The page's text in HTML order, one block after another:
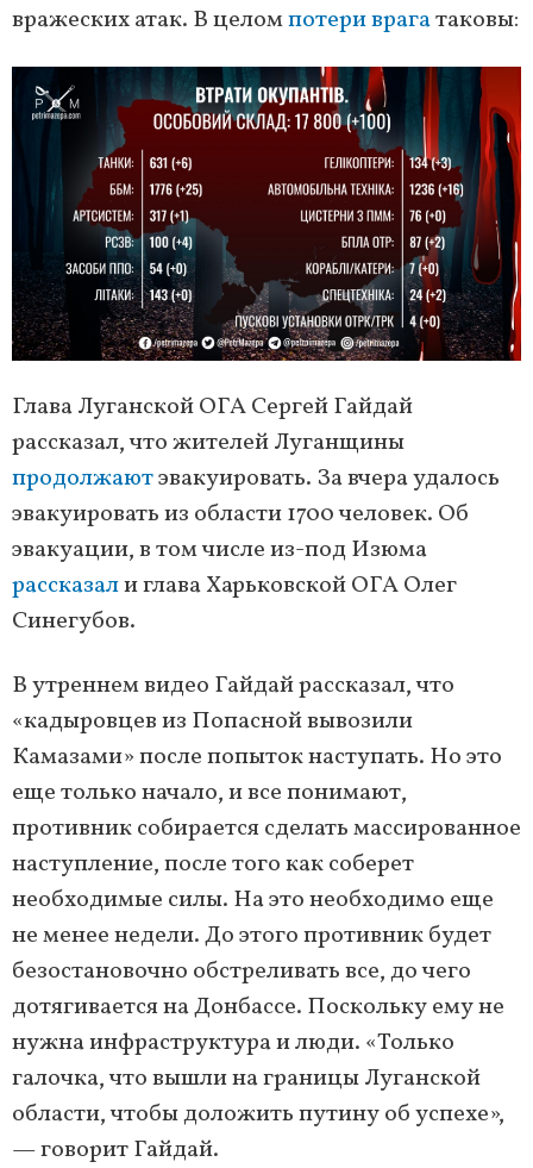
вражеских атак. В целомпотери врагатаковы:
Глава Луганской ОГА Сергей Гайдай
рассказал, что жителей Луганщины
продолжаютэвакуировать. За вчера удалось
эвакуировать из области 1700 человек. Об
эвакуации, в том числе из-под Изюма
рассказали глава Харьковской ОГА Олег
Синегубов.
В утреннем видео Гайдай рассказал, что
«кадыровцев из Попасной вывозили
Камазами» после попыток наступать. Но это
еще только начало, и все понимают,
противник собирается сделать массированное
наступление, после того как соберет
необходимые силы. На это необходимо еще
не менее недели. До этого противник будет
безостановочно обстреливать все, до чего
дотягивается на Донбассе. Поскольку ему не
нужна инфраструктура и люди. «Только
галочка, что вышли на границы Луганской
области, чтобы доложить путину об успехе»,
— говорит Гайдай.